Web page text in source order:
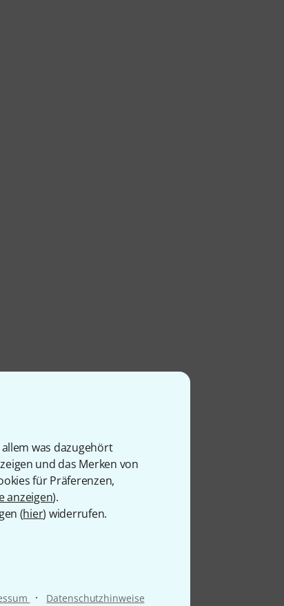
was dazugehört
und das Merken von
für Präferenzen,
anzeigen).
(hier) widerrufen.
· Datenschutzhinweise